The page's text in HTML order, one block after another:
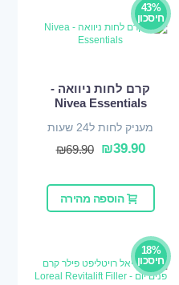
43%
חיסכון
קרם לחות ניוואה -
Nivea Essentials
מעניק לחות ל24 שעות
₪39.90
₪69.90
הוספה מהירה
18%
חיסכון